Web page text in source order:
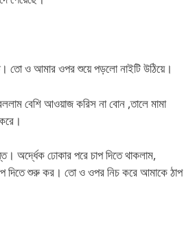
তো ও আমার ওপর শুয়ে পড়লো নাইটি উঠিয়ে।
বেশি আওয়াজ করিস না বোন ,তালে মামা
অর্দ্ধেক ঢোকার পরে চাপ দিতে থাকলাম,
দিতে শুরু কর। তো ও ওপর নিচ করে আমাকে ঠাপ